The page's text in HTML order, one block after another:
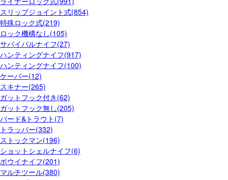
スリップジョイント式(854)
特殊ロック式(219)
ロック機構なし(105)
サバイバルナイフ(27)
ハンティングナイフ(917)
ハンティングナイフ(100)
ケーパー(12)
スキナー(265)
ガットフック付き(62)
ガットフック無し(205)
バード&トラウト(7)
トラッパー(332)
ストックマン(196)
ショットシェルナイフ(6)
ボウイナイフ(201)
マルチツール(380)